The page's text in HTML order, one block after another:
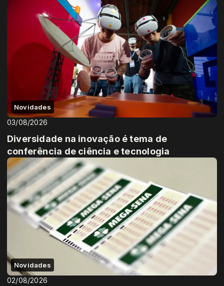
Novidades
03/08/2026
Diversidade na inovação é tema de
conferência de ciência e tecnologia
Novidades
02/08/2026